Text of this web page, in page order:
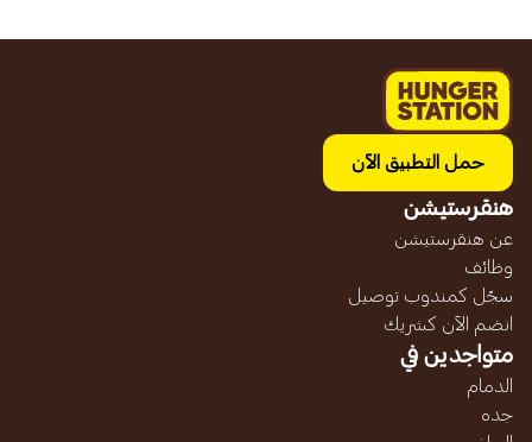
حمل التطبيق الآن
هنقرستيشن
عن هنقرستيشن
وظائف
سجّل كمندوب توصيل
انضم الآن كشريك
متواجدين في
الدمام
جده